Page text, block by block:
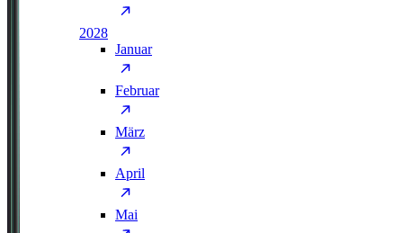
2028
Januar
Februar
März
April
Mai